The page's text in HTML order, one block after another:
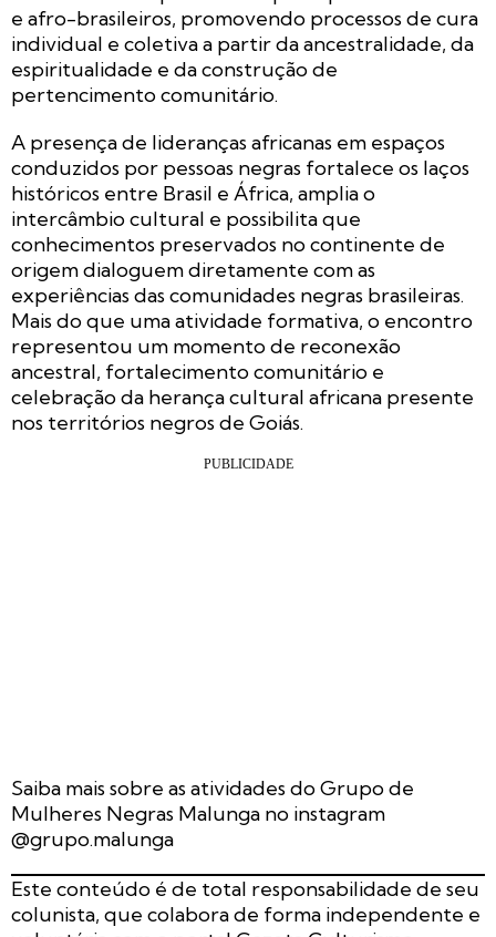
e afro-brasileiros, promovendo processos de cura
individual e coletiva a partir da ancestralidade, da
espiritualidade e da construção de
pertencimento comunitário.
A presença de lideranças africanas em espaços
conduzidos por pessoas negras fortalece os laços
históricos entre Brasil e África, amplia o
intercâmbio cultural e possibilita que
conhecimentos preservados no continente de
origem dialoguem diretamente com as
experiências das comunidades negras brasileiras.
Mais do que uma atividade formativa, o encontro
representou um momento de reconexão
ancestral, fortalecimento comunitário e
celebração da herança cultural africana presente
nos territórios negros de Goiás.
Saiba mais sobre as atividades do Grupo de
Mulheres Negras Malunga no instagram
@grupo.malunga
Este conteúdo é de total responsabilidade de seu
colunista, que colabora de forma independente e